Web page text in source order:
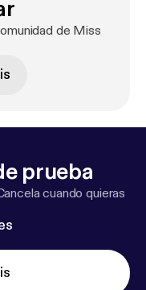
de Miss
prueba
cuando quieras